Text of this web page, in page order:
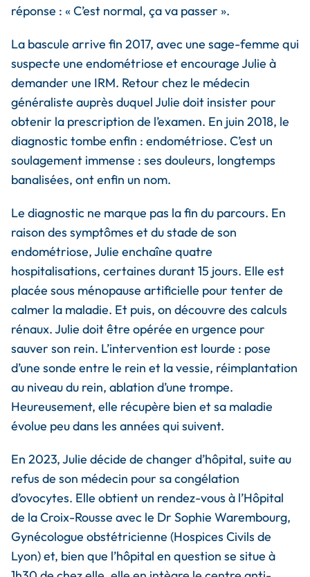
réponse : « C’est normal, ça va passer ».
La bascule arrive fin 2017, avec une sage-femme qui
suspecte une endométriose et encourage Julie à
demander une IRM. Retour chez le médecin
généraliste auprès duquel Julie doit insister pour
obtenir la prescription de l’examen. En juin 2018, le
diagnostic tombe enfin : endométriose. C’est un
soulagement immense : ses douleurs, longtemps
banalisées, ont enfin un nom.
Le diagnostic ne marque pas la fin du parcours. En
raison des symptômes et du stade de son
endométriose, Julie enchaîne quatre
hospitalisations, certaines durant 15 jours. Elle est
placée sous ménopause artificielle pour tenter de
calmer la maladie. Et puis, on découvre des calculs
rénaux. Julie doit être opérée en urgence pour
sauver son rein. L’intervention est lourde : pose
d’une sonde entre le rein et la vessie, réimplantation
au niveau du rein, ablation d’une trompe.
Heureusement, elle récupère bien et sa maladie
évolue peu dans les années qui suivent.
En 2023, Julie décide de changer d’hôpital, suite au
refus de son médecin pour sa congélation
d’ovocytes. Elle obtient un rendez-vous à l’Hôpital
de la Croix-Rousse avec le Dr Sophie Warembourg,
Gynécologue obstétricienne (Hospices Civils de
Lyon) et, bien que l’hôpital en question se situe à